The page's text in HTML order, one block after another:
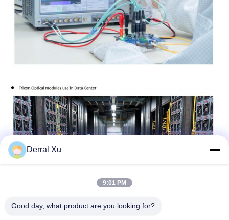
Derral Xu
9:01 PM
Good day, what product are you looking for?